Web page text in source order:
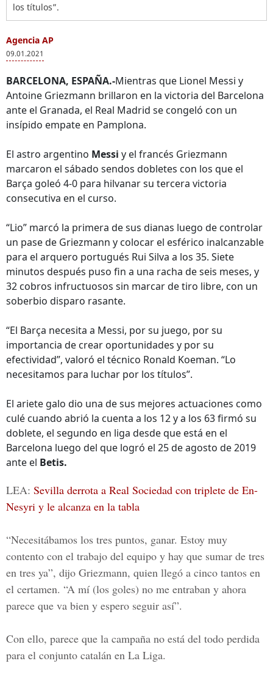
los títulos”.
Agencia AP
09.01.2021
BARCELONA, ESPAÑA.-Mientras que Lionel Messi y
Antoine Griezmann brillaron en la victoria del Barcelona
ante el Granada, el Real Madrid se congeló con un
insípido empate en Pamplona.
El astro argentino Messi y el francés Griezmann
marcaron el sábado sendos dobletes con los que el
Barça goleó 4-0 para hilvanar su tercera victoria
consecutiva en el curso.
“Lio” marcó la primera de sus dianas luego de controlar
un pase de Griezmann y colocar el esférico inalcanzable
para el arquero portugués Rui Silva a los 35. Siete
minutos después puso fin a una racha de seis meses, y
32 cobros infructuosos sin marcar de tiro libre, con un
soberbio disparo rasante.
“El Barça necesita a Messi, por su juego, por su
importancia de crear oportunidades y por su
efectividad”, valoró el técnico Ronald Koeman. “Lo
necesitamos para luchar por los títulos”.
El ariete galo dio una de sus mejores actuaciones como
culé cuando abrió la cuenta a los 12 y a los 63 firmó su
doblete, el segundo en liga desde que está en el
Barcelona luego del que logró el 25 de agosto de 2019
ante el Betis.
LEA: Sevilla derrota a Real Sociedad con triplete de En-
Nesyri y le alcanza en la tabla
“Necesitábamos los tres puntos, ganar. Estoy muy
contento con el trabajo del equipo y hay que sumar de tres
en tres ya”, dijo Griezmann, quien llegó a cinco tantos en
el certamen. “A mí (los goles) no me entraban y ahora
parece que va bien y espero seguir así”.
Con ello, parece que la campaña no está del todo perdida
para el conjunto catalán en La Liga.